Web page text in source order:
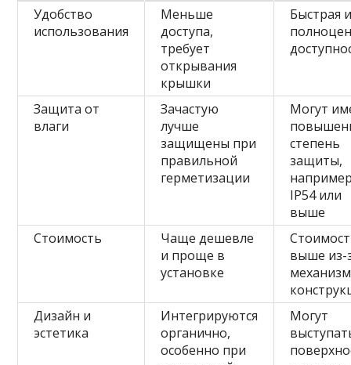
Удобство
использования
Меньше
доступа,
требует
открывания
крышки
Быстрая
Защита от
влаги
Зачастую
лучше
защищены при
правильной
герметизации
Могут
степень
защиты,
IP54 или
выше
Стоимость
Чаще дешевле
и проще в
установке
выше из-
Дизайн и
эстетика
Интегрируются
органично,
особенно при
Могут